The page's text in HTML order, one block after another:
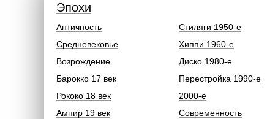
Античность
Средневековье
Возрождение
Барокко 17 век
Рококо 18 век
Ампир 19 век
Стиляги 1950-е
Хиппи 1960-е
Диско 1980-е
Перестройка 1990-е
2000-е
Современность
Эпохи